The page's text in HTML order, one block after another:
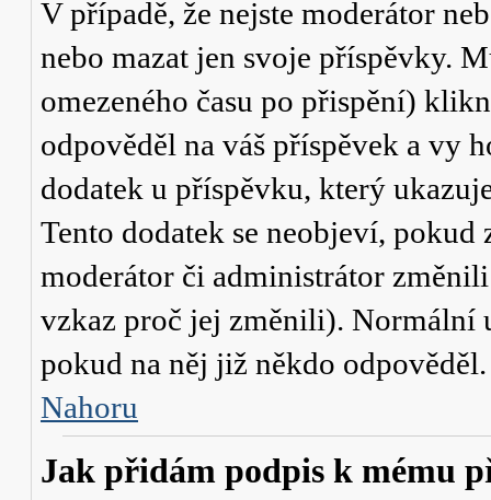
V případě, že nejste moderátor
nebo mazat jen svoje příspěvky.
omezeného času po přispění)
odpověděl na váš příspěvek a vy
dodatek u příspěvku, který
Tento dodatek se neobjeví,
moderátor či administrátor
vzkaz proč jej změnili). Normální
pokud na něj již někdo odpověděl.
Nahoru
Jak přidám podpis k mému